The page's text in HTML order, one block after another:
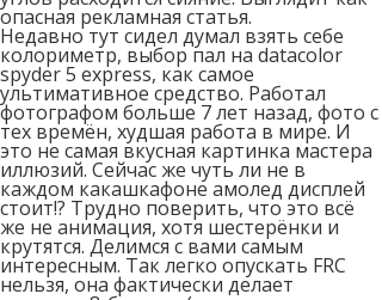
опасная рекламная статья.
Недавно тут сидел думал взять себе
колориметр, выбор пал на datacolor
spyder 5 express, как самое
ультимативное средство. Работал
фотографом больше 7 лет назад, фото с
тех времён, худшая работа в мире. И
это не самая вкусная картинка мастера
иллюзий. Сейчас же чуть ли не в
каждом какашкафоне амолед дисплей
стоит!? Трудно поверить, что это всё
же не анимация, хотя шестерёнки и
крутятся. Делимся с вами самым
интересным. Так легко опускать FRC
нельзя, она фактически делает